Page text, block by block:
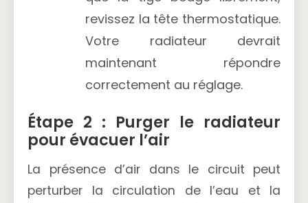
revissez la tête thermostatique.
Votre radiateur devrait
maintenant répondre
correctement au réglage.
Étape 2 : Purger le radiateur
pour évacuer l’air
La présence d’air dans le circuit peut
perturber la circulation de l’eau et la